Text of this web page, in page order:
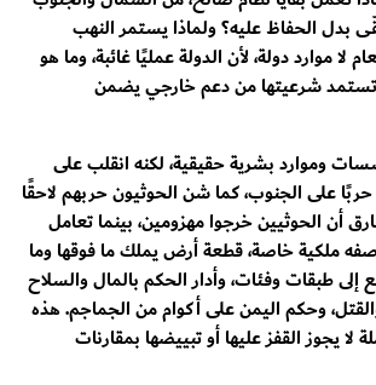
بدل الحفاظ عليه؟ ولماذا يستمر النهب
لا موارد دولة، لأن الدولة عمليًا غائبة، وما هو
شرعيتها من دعم خارجي يضمن
وموارد بشرية حقيقية، لكنه انقلب على
حربًا على الجنوب، كما شن الحوثيون حربهم لاحقًا
أن الحوثيين خرجوا مهزومين، بينما تعامل
ملكية خاصة، قطعة أرض يملك ما فوقها وما
إلى طبقات وفئات، وأدار الحكم بالمال والسلاح
وحكم اليمن على أكوام من الجماجم. هذه
لا يجوز القفز عليها أو تبييضها بمقارنات